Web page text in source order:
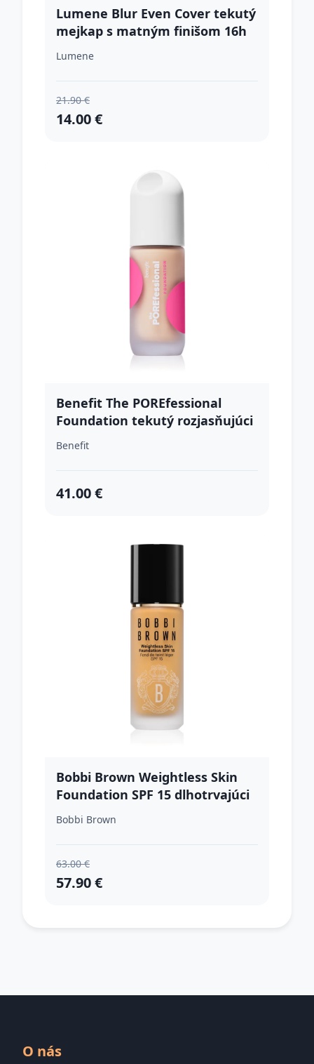
Lumene Blur Even Cover tekutý
mejkap s matným finišom 16h
odtieň 5 30 ml
Lumene
21.90 €
14.00 €
Benefit The POREfessional
Foundation tekutý rozjasňujúci
make-up s niacínamidom
Benefit
41.00 €
Bobbi Brown Weightless Skin
Foundation SPF 15 dlhotrvajúci
make-up s hydratačným
Bobbi Brown
63.00 €
57.90 €
O nás